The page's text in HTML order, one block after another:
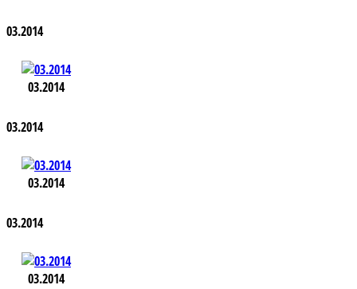
03.2014
03.2014
03.2014
03.2014
03.2014
03.2014